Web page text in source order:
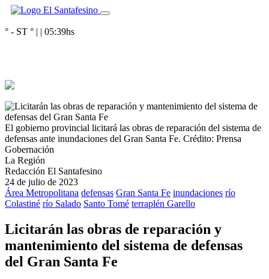
° - ST ° | | 05:39hs
El gobierno provincial licitará las obras de reparación del sistema de
defensas ante inundaciones del Gran Santa Fe. Crédito: Prensa
Gobernación
La Región
Redacción El Santafesino
24 de julio de 2023
Área Metropolitana defensas Gran Santa Fe inundaciones río
Colastiné río Salado Santo Tomé terraplén Garello
Licitarán las obras de reparación y
mantenimiento del sistema de defensas
del Gran Santa Fe